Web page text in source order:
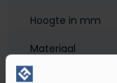
Hoogte in mm
Materiaal
Montagewijze